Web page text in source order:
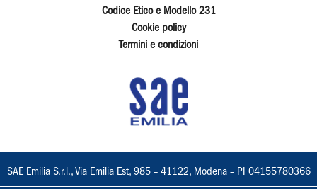
Codice Etico e Modello 231
Cookie policy
Termini e condizioni
SAE Emilia S.r.l., Via Emilia Est, 985 – 41122, Modena – PI 04155780366